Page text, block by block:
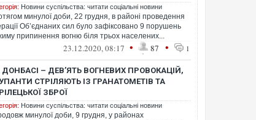
Новини суспільства: читати соціальні новини
минулої доби, 22 грудня, в районі проведення
Об’єднаних сил було зафіксовано 9 порушень
припинення вогню біля трьох населених...
23.12.2020, 08:17 • 87 • 1
ДОНБАСІ – ДЕВ’ЯТЬ ВОГНЕВИХ ПРОВОКАЦІЙ,
СТРІЛЯЮТЬ ІЗ ГРАНАТОМЕТІВ ТА
ЗБРОЇ
Новини суспільства: читати соціальні новини
минулої доби, 9 грудня, у районах